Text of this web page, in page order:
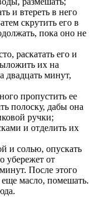
и втереть в него
скрутить его в
пока оно не
раскатать его и
их на
двадцать минут,
пропустить ее
полоску, дабы она
ручки;
и отделить их
и солью, опускать
убережет от
После этого
еще масло, помешать.